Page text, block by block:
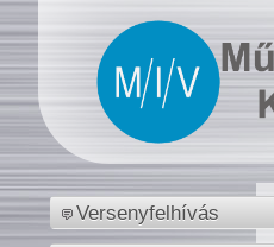
Versenyfelhívás